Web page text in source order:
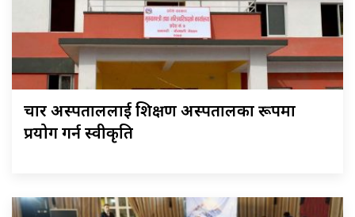
चार अस्पताललाई शिक्षण अस्पतालका रूपमा
प्रयोग गर्न स्वीकृति